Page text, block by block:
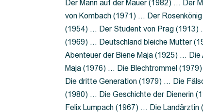
Der Mann auf der Mauer (1982) … Der
von Kombach (1971) … Der
(1954) … Der Student von Prag
(1969) … Deutschland bleiche Mutter
Abenteuer der Biene Maja (1925) …
Maja (1976) … Die Blechtrommel
Die dritte Generation (1979) … Die
(1980) … Die Geschichte der Dienerin
Felix Lumpach (1967) … Die